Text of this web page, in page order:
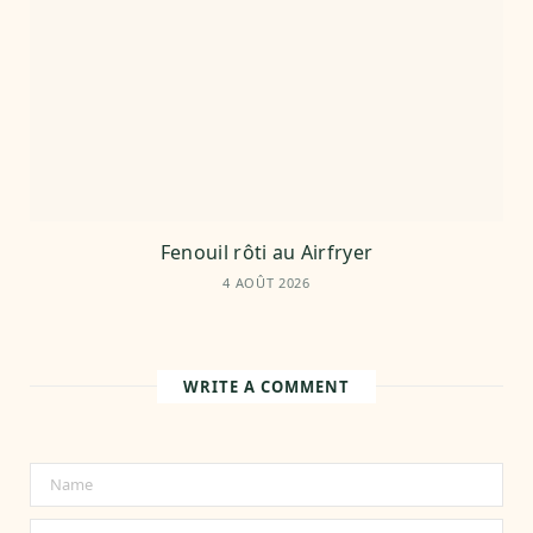
Fenouil rôti au Airfryer
4 AOÛT 2026
WRITE A COMMENT